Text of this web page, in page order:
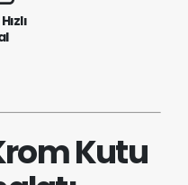
Kutu